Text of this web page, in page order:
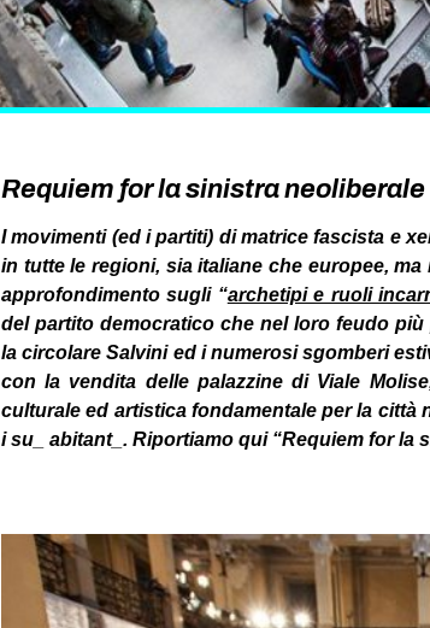
Requiem for la sinistra neoliberale
I movimenti (ed i partiti) di matrice fascista e
in tutte le regioni, sia italiane che europee,
approfondimento sugli “archetipi e ruoli
del partito democratico che nel loro feudo
la circolare Salvini ed i numerosi sgomberi
con la vendita delle palazzine di Viale
culturale ed artistica fondamentale per la
i su_ abitant_. Riportiamo qui “Requiem for la